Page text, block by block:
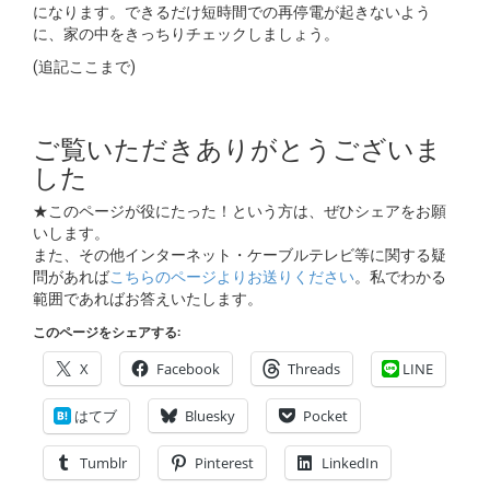
になります。できるだけ短時間での再停電が起きないよう
に、家の中をきっちりチェックしましょう。
(追記ここまで)
ご覧いただきありがとうございま
した
★このページが役にたった！という方は、ぜひシェアをお願
いします。
また、その他インターネット・ケーブルテレビ等に関する疑
問があればこちらのページよりお送りください。私でわかる
範囲であればお答えいたします。
このページをシェアする:
X Facebook Threads LINE
はてブ Bluesky Pocket
Tumblr Pinterest LinkedIn